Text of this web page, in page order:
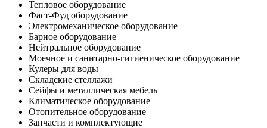
Тепловое оборудование
Фаст-Фуд оборудование
Электромеханическое оборудование
Барное оборудование
Нейтральное оборудование
Моечное и санитарно-гигиеническое оборудование
Кулеры для воды
Складские стеллажи
Сейфы и металлическая мебель
Климатическое оборудование
Отопительное оборудование
Запчасти и комплектующие